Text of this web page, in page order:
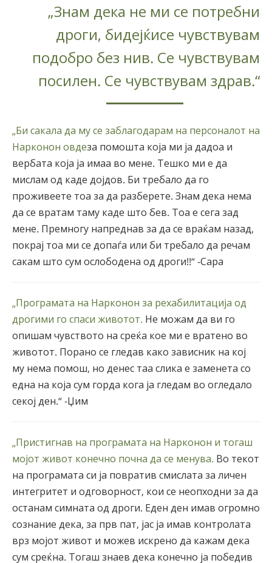
„Знам дека не ми се потребни
дроги, бидејќисе чувствувам
подобро без нив. Се чувствувам
посилен. Се чувствувам здрав.“
„Би сакала да му се заблагодарам на персоналот на
Нарконон овдеза помошта која ми ја дадоа и
вербата која ја имаа во мене. Тешко ми е да
мислам од каде дојдов. Би требало да го
проживеете тоа за да разберете. Знам дека нема
да се вратам таму каде што бев. Тоа е сега зад
мене. Премногу напреднав за да се враќам назад,
покрај тоа ми се допаѓа или би требало да речам
сакам што сум ослободена од дроги!!“ -Сара
„Програмата на Нарконон за рехабилитација од
дрогими го спаси животот. Не можам да ви го
опишам чувството на среќа кое ми е вратено во
животот. Порано се гледав како зависник на кој
му нема помош, но денес таа слика е заменета со
една на која сум горда кога ја гледам во огледало
секој ден.“ -Џим
„Пристигнав на програмата на Нарконон и тогаш
мојот живот конечно почна да се менува. Во текот
на програмата си ја повратив смислата за личен
интегритет и одговорност, кои се неопходни за да
останам симната од дроги. Еден ден имав огромно
сознание дека, за прв пат, јас ја имав контролата
врз мојот живот и можев искрено да кажам дека
сум среќна. Тогаш знаев дека конечно ја победив